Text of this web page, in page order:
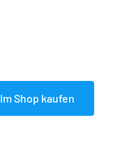
Im Shop kaufen